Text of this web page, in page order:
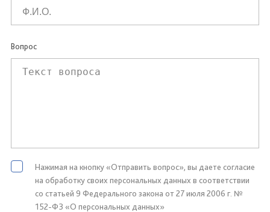
Вопрос
Нажимая на кнопку «Отправить вопрос», вы даете согласие
на обработку своих персональных данных в соответствии
со статьей 9 Федерального закона от 27 июля 2006 г. №
152-ФЗ «О персональных данных»